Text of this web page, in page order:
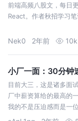
前端高频八股文，每日
React。作者秋招学习
Nek0 2年前 10k
小厂一面：30分钟
目前大三，这是诸多面
厂中薪资算给的最高的
我的不是压迫感而是一
我不了解的地方，我就